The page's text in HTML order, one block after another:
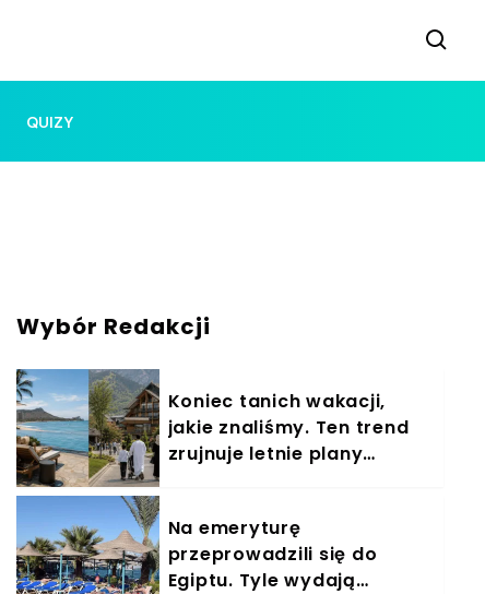
QUIZY
Wybór Redakcji
Koniec tanich wakacji,
jakie znaliśmy. Ten trend
zrujnuje letnie plany
Na emeryturę
przeprowadzili się do
Egiptu. Tyle wydają